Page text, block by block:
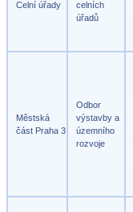
Celní úřady
celních
úřadů
Městská
část Praha 3
Odbor
výstavby a
územního
rozvoje